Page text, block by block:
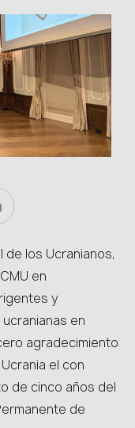
los Ucranianos,
en
y
en
agradecimiento
el con
de cinco años del
de